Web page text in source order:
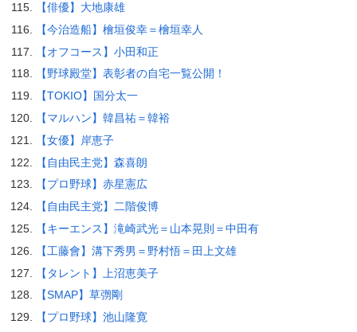
【俳優】大地康雄
【今治造船】檜垣俊幸＝檜垣幸人
【オフコース】小田和正
【野球殿堂】表彰者の自宅一覧公開！
【TOKIO】国分太一
【マルハン】韓昌祐＝韓裕
【女優】岸恵子
【自由民主党】森喜朗
【プロ野球】赤星憲広
【自由民主党】二階俊博
【キーエンス】滝崎武光＝山本晃則＝中田有
【工藤會】溝下秀男＝野村悟＝田上文雄
【タレント】上沼恵美子
【SMAP】草彅剛
【プロ野球】池山隆寛